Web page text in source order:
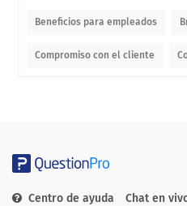
Beneficios para empleados
Compromiso con el cliente
Centro de ayuda Chat en